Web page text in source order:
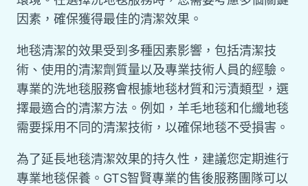
因素，確保獲得最佳的清潔效果。
地毯清潔的效果受到多種因素影響，包括清潔技
術、使用的清潔劑質量以及專業技術人員的經驗。
專業的洗地毯服務會根據地毯材質和污漬類型，選
擇最適合的清潔方法。例如，羊毛地毯和化纖地毯
需要採用不同的清潔技術，以確保地毯不受損害。
為了延長地毯清潔效果的持久性，建議您定期進行
專業地毯保養。GTS智賢專業的售後服務團隊可以